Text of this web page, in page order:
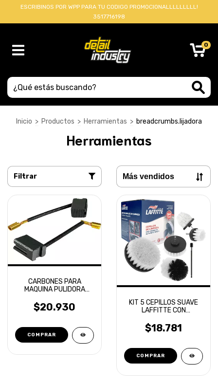
ESCRIBINOS POR WPP PARA TU CODIGO PROMOCIONALLLLLLLLL!
3517716198
0
Inicio > Productos > Herramientas > breadcrumbs.lijadora
Herramientas
Filtrar
CARBONES PARA
MAQUINA PULIDORA
ORBITAL
$20.930
KIT 5 CEPILLOS SUAVE
LAFFITTE CON
TALADRO ALTA
RESISTENCIA
$18.781